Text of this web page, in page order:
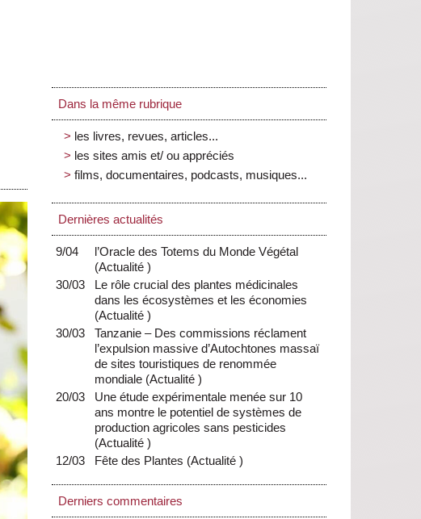
Dans la même rubrique
les livres, revues, articles...
les sites amis et/ ou appréciés
films, documentaires, podcasts, musiques...
Dernières actualités
9/04
l’Oracle des Totems du Monde Végétal
(Actualité)
30/03
Le rôle crucial des plantes médicinales
dans les écosystèmes et les économies
(Actualité)
30/03
Tanzanie – Des commissions réclament
l’expulsion massive d’Autochtones massaï
de sites touristiques de renommée
mondiale (Actualité)
20/03
Une étude expérimentale menée sur 10
ans montre le potentiel de systèmes de
production agricoles sans pesticides
(Actualité)
12/03
Fête des Plantes (Actualité)
Derniers commentaires